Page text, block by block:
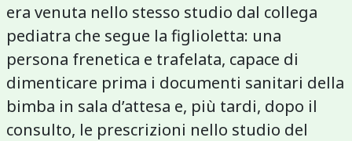
era venuta nello stesso studio dal collega
pediatra che segue la figlioletta: una
persona frenetica e trafelata, capace di
dimenticare prima i documenti sanitari della
bimba in sala d’attesa e, più tardi, dopo il
consulto, le prescrizioni nello studio del